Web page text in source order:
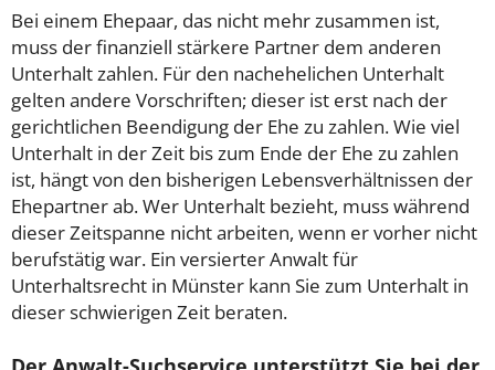
Bei einem Ehepaar, das nicht mehr zusammen ist,
muss der finanziell stärkere Partner dem anderen
Unterhalt zahlen. Für den nachehelichen Unterhalt
gelten andere Vorschriften; dieser ist erst nach der
gerichtlichen Beendigung der Ehe zu zahlen. Wie viel
Unterhalt in der Zeit bis zum Ende der Ehe zu zahlen
ist, hängt von den bisherigen Lebensverhältnissen der
Ehepartner ab. Wer Unterhalt bezieht, muss während
dieser Zeitspanne nicht arbeiten, wenn er vorher nicht
berufstätig war. Ein versierter Anwalt für
Unterhaltsrecht in Münster kann Sie zum Unterhalt in
dieser schwierigen Zeit beraten.